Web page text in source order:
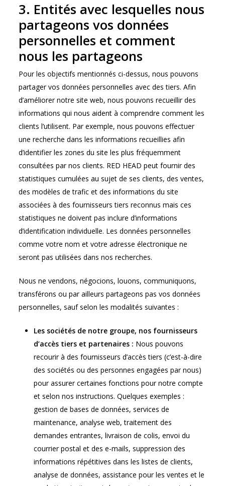
3. Entités avec lesquelles nous
partageons vos données
personnelles et comment
nous les partageons
Pour les objectifs mentionnés ci-dessus, nous pouvons
partager vos données personnelles avec des tiers. Afin
d’améliorer notre site web, nous pouvons recueillir des
informations qui nous aident à comprendre comment les
clients l’utilisent. Par exemple, nous pouvons effectuer
une recherche dans les informations recueillies afin
d’identifier les zones du site les plus fréquemment
consultées par nos clients. RED HEAD peut fournir des
statistiques cumulées au sujet de ses clients, des ventes,
des modèles de trafic et des informations du site
associées à des fournisseurs tiers reconnus mais ces
statistiques ne doivent pas inclure d’informations
d’identification individuelle. Les données personnelles
comme votre nom et votre adresse électronique ne
seront pas utilisées dans nos recherches.
Nous ne vendons, négocions, louons, communiquons,
transférons ou par ailleurs partageons pas vos données
personnelles, sauf selon les modalités suivantes :
Les sociétés de notre groupe, nos fournisseurs
d’accès tiers et partenaires : Nous pouvons
recourir à des fournisseurs d’accès tiers (c’est-à-dire
des sociétés ou des personnes engagées par nous)
pour assurer certaines fonctions pour notre compte
et selon nos instructions. Quelques exemples :
gestion de bases de données, services de
maintenance, analyse web, traitement des
demandes entrantes, livraison de colis, envoi du
courrier postal et des e-mails, suppression des
informations répétitives dans les listes de clients,
analyse de données, assistance pour les ventes et le